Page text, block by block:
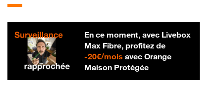
En ce moment, avec Livebox
Max Fibre, profitez de
-20€/mois20 € par mois
avec Orange
Maison Protégée